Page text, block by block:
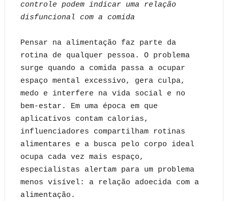
controle podem indicar uma relação
disfuncional com a comida
Pensar na alimentação faz parte da
rotina de qualquer pessoa. O problema
surge quando a comida passa a ocupar
espaço mental excessivo, gera culpa,
medo e interfere na vida social e no
bem-estar. Em uma época em que
aplicativos contam calorias,
influenciadores compartilham rotinas
alimentares e a busca pelo corpo ideal
ocupa cada vez mais espaço,
especialistas alertam para um problema
menos visível: a relação adoecida com a
alimentação.